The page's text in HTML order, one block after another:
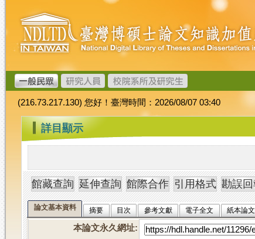
跳
到
主
要
內
容
臺
灣
博
碩
士
論
文
加
值
系
統
(216.73.217.130) 您好！臺灣時間：2026/08/07 03:40
::: 詳目顯示
論文基本資料 摘要 目次 參考文獻 電子全文 紙本論文
本論文永久網址: